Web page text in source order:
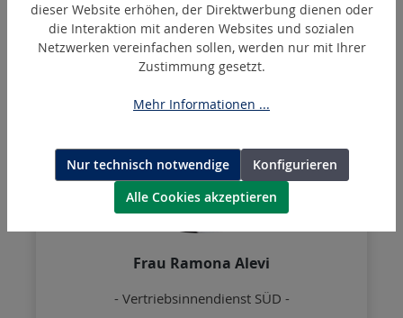
Frau Ramona Alevi
- Vertriebsinnendienst SÜD -
dieser Website erhöhen, der Direktwerbung dienen oder
die Interaktion mit anderen Websites und sozialen
Netzwerken vereinfachen sollen, werden nur mit Ihrer
Zustimmung gesetzt.
Mehr Informationen ...
Nur technisch notwendige
Konfigurieren
Alle Cookies akzeptieren